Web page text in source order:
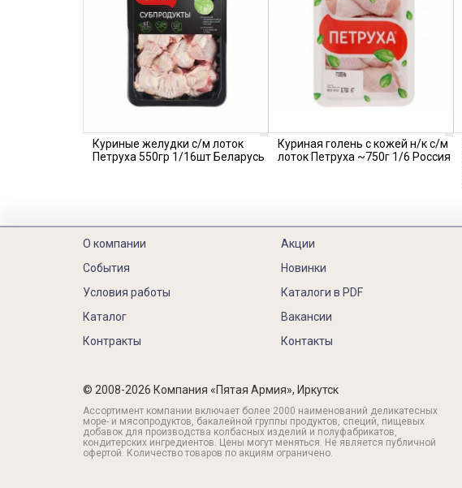
Куриные желудки с/м лоток
Петруха 550гр 1/16шт Беларусь
Куриная голень с кожей н/к с/м
лоток Петруха ~750г 1/6 Россия
О компании
События
Условия работы
Каталог
Контракты
Акции
Новинки
Каталоги в PDF
Вакансии
Контакты
© 2008-2026 Компания «Пятая Армия», Иркутск
Ассортимент компании включает более 2000 наименований деликатесных
море- и мясопродуктов, бакалейной группы продуктов, специй, пищевых
добавок для производства колбасных изделий и полуфабрикатов,
кондитерских ингредиентов. Цены могут меняться. Не является публичной
офертой. Количество товаров по акциям ограничено.